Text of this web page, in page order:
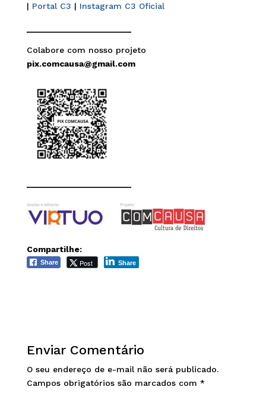
| Portal C3 | Instagram C3 Oficial
Colabore com nosso projeto
pix.comcausa@gmail.com
Compartilhe:
Share Post Share
Enviar Comentário
O seu endereço de e-mail não será publicado.
Campos obrigatórios são marcados com *